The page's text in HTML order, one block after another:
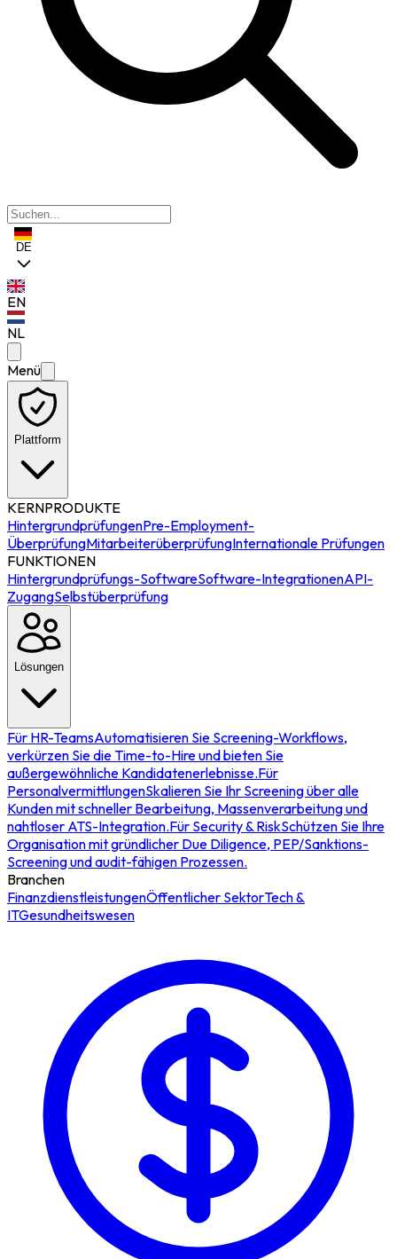
DE
EN
NL
Menü
Plattform
KERNPRODUKTE
HintergrundprüfungenPre-Employment-
ÜberprüfungMitarbeiterüberprüfungInternationale Prüfungen
FUNKTIONEN
Hintergrundprüfungs-SoftwareSoftware-IntegrationenAPI-
ZugangSelbstüberprüfung
Lösungen
Für HR-TeamsAutomatisieren Sie Screening-Workflows,
verkürzen Sie die Time-to-Hire und bieten Sie
außergewöhnliche Kandidatenerlebnisse.Für
PersonalvermittlungenSkalieren Sie Ihr Screening über alle
Kunden mit schneller Bearbeitung, Massenverarbeitung und
nahtloser ATS-Integration.Für Security & RiskSchützen Sie Ihre
Organisation mit gründlicher Due Diligence, PEP/Sanktions-
Screening und audit-fähigen Prozessen.
Branchen
FinanzdienstleistungenÖffentlicher SektorTech &
ITGesundheitswesen